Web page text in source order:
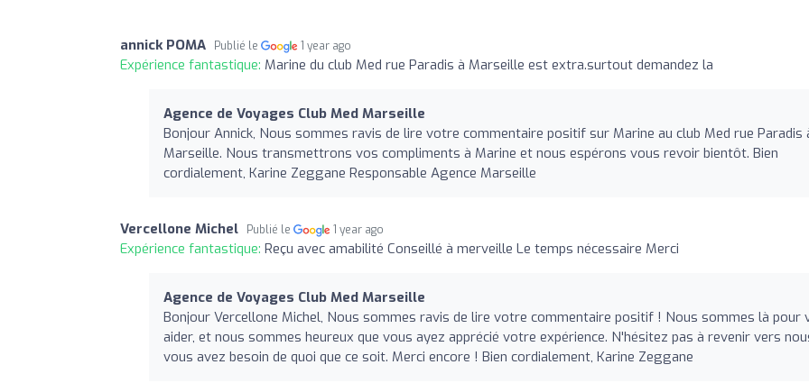
annick POMA Publié le 1 year ago
Expérience fantastique: Marine du club Med rue Paradis à Marseille est extra.surtout demandez la
Agence de Voyages Club Med Marseille
Bonjour Annick, Nous sommes ravis de lire votre commentaire positif sur Marine au club Med rue Paradis
Marseille. Nous transmettrons vos compliments à Marine et nous espérons vous revoir bientôt. Bien
cordialement, Karine Zeggane Responsable Agence Marseille
Vercellone Michel Publié le 1 year ago
Expérience fantastique: Reçu avec amabilité Conseillé à merveille Le temps nécessaire Merci
Agence de Voyages Club Med Marseille
Bonjour Vercellone Michel, Nous sommes ravis de lire votre commentaire positif ! Nous sommes là pour
aider, et nous sommes heureux que vous ayez apprécié votre expérience. N'hésitez pas à revenir vers
vous avez besoin de quoi que ce soit. Merci encore ! Bien cordialement, Karine Zeggane